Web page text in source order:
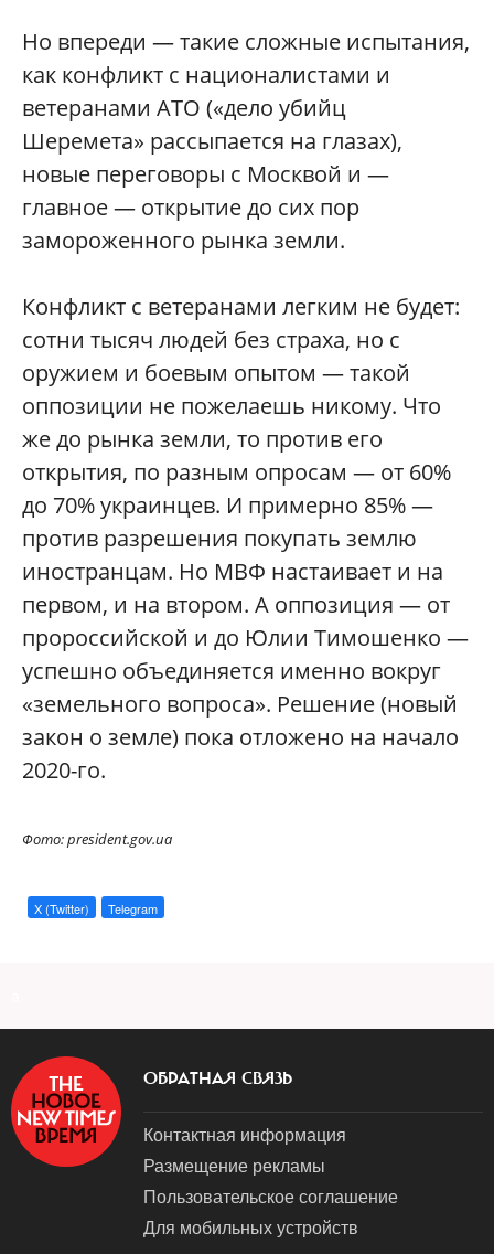
Но впереди — такие сложные испытания,
как конфликт с националистами и
ветеранами АТО («дело убийц
Шеремета» рассыпается на глазах),
новые переговоры с Москвой и —
главное — открытие до сих пор
замороженного рынка земли.
Конфликт с ветеранами легким не будет:
сотни тысяч людей без страха, но с
оружием и боевым опытом — такой
оппозиции не пожелаешь никому. Что
же до рынка земли, то против его
открытия, по разным опросам — от 60%
до 70% украинцев. И примерно 85% —
против разрешения покупать землю
иностранцам. Но МВФ настаивает и на
первом, и на втором. А оппозиция — от
пророссийской и до Юлии Тимошенко —
успешно объединяется именно вокруг
«земельного вопроса». Решение (новый
закон о земле) пока отложено на начало
2020-го.
Фото: president.gov.ua
X (Twitter) Telegram
ОБРАТНАЯ СВЯЗЬ
Контактная информация
Размещение рекламы
Пользовательское соглашение
Для мобильных устройств